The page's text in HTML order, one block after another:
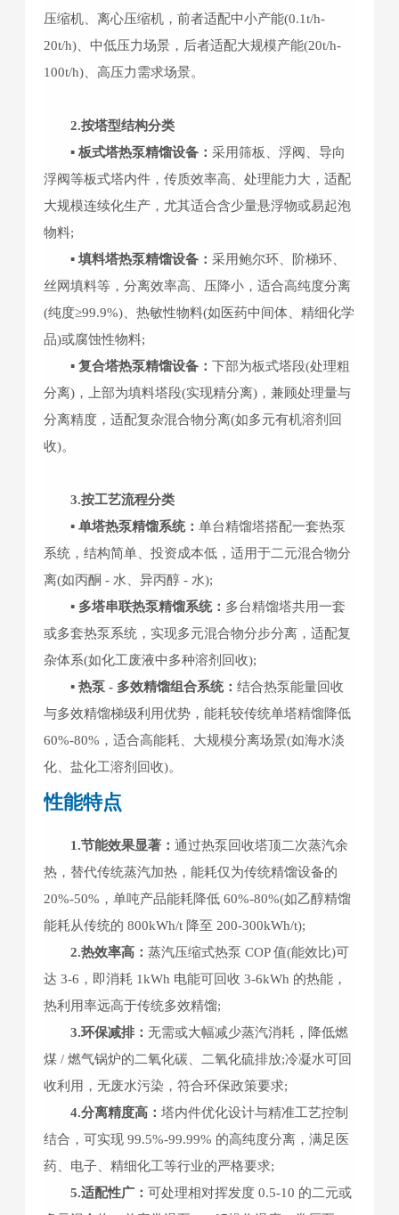
压缩机、离心压缩机，前者适配中小产能(0.1t/h-
20t/h)、中低压力场景，后者适配大规模产能(20t/h-
100t/h)、高压力需求场景。
2.按塔型结构分类
▪ 板式塔热泵精馏设备：采用筛板、浮阀、导向
浮阀等板式塔内件，传质效率高、处理能力大，适配
大规模连续化生产，尤其适合含少量悬浮物或易起泡
物料;
▪ 填料塔热泵精馏设备：采用鲍尔环、阶梯环、
丝网填料等，分离效率高、压降小，适合高纯度分离
(纯度≥99.9%)、热敏性物料(如医药中间体、精细化学
品)或腐蚀性物料;
▪ 复合塔热泵精馏设备：下部为板式塔段(处理粗
分离)，上部为填料塔段(实现精分离)，兼顾处理量与
分离精度，适配复杂混合物分离(如多元有机溶剂回
收)。
3.按工艺流程分类
▪ 单塔热泵精馏系统：单台精馏塔搭配一套热泵
系统，结构简单、投资成本低，适用于二元混合物分
离(如丙酮 - 水、异丙醇 - 水);
▪ 多塔串联热泵精馏系统： 多台精馏塔共用一套
或多套热泵系统，实现多元混合物分步分离，适配复
杂体系(如化工废液中多种溶剂回收);
▪ 热泵 - 多效精馏组合系统：结合热泵能量回收
与多效精馏梯级利用优势，能耗较传统单塔精馏降低
60%-80%，适合高能耗、大规模分离场景(如海水淡
化、盐化工溶剂回收)。
性能特点
1.节能效果显著：通过热泵回收塔顶二次蒸汽余
热，替代传统蒸汽加热，能耗仅为传统精馏设备的
20%-50%，单吨产品能耗降低 60%-80%(如乙醇精馏
能耗从传统的 800kWh/t 降至 200-300kWh/t);
2.热效率高：蒸汽压缩式热泵 COP 值(能效比)可
达 3-6，即消耗 1kWh 电能可回收 3-6kWh 的热能，
热利用率远高于传统多效精馏;
3.环保减排：无需或大幅减少蒸汽消耗，降低燃
煤 / 燃气锅炉的二氧化碳、二氧化硫排放;冷凝水可回
收利用，无废水污染，符合环保政策要求;
4.分离精度高：塔内件优化设计与精准工艺控制
结合，可实现 99.5%-99.99% 的高纯度分离，满足医
药、电子、精细化工等行业的严格要求;
5.适配性广：可处理相对挥发度 0.5-10 的二元或